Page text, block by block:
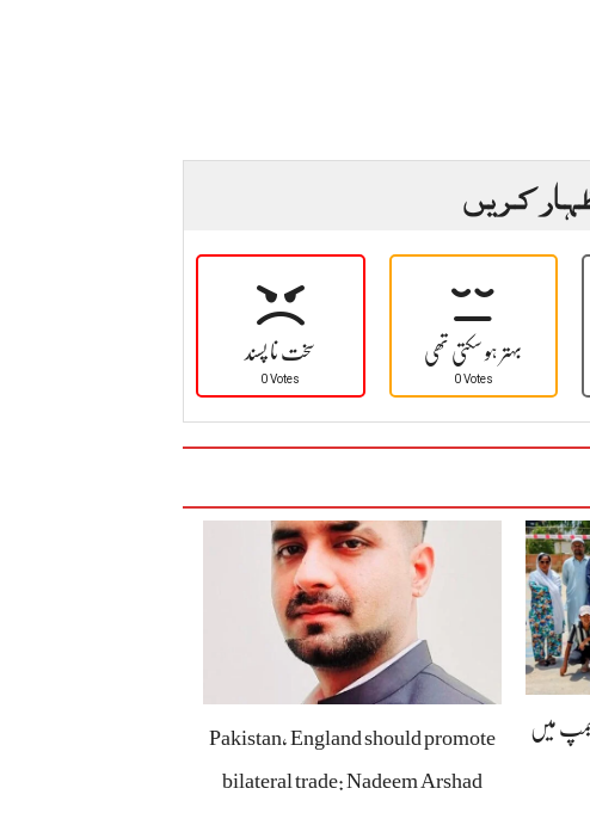
کریں
سخت نا پسند
0 Votes
بہتر ہو سکتی تھی
0 Votes
میں
Pakistan, England should promote
bilateral trade: Nadeem Arshad